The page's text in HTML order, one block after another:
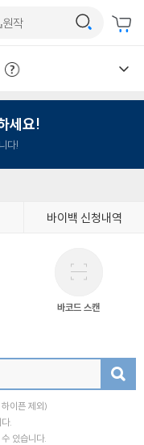
세요!
다!
바이백 신청내역
바코드 스캔
이픈 제외)
.
있습니다.